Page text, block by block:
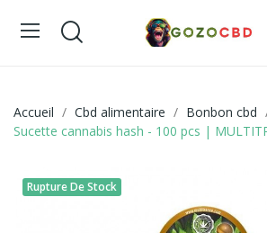
Accueil Cbd alimentaire Bonbon cbd
Sucette cannabis hash - 100 pcs |
Rupture De Stock